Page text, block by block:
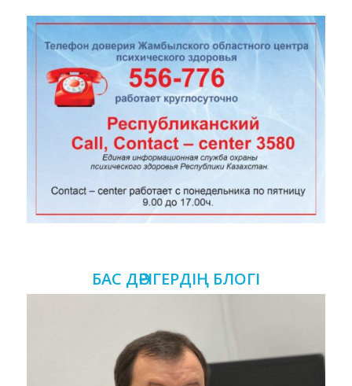
БАС ДӘРІГЕРДІҢ БЛОГІ